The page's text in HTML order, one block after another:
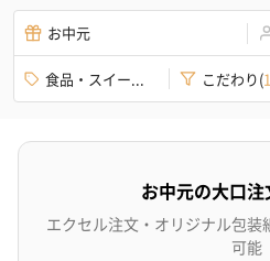
お中元
食品・スイー... こだわり(1
お中元の大口
エクセル注文・オリジナル包
可能